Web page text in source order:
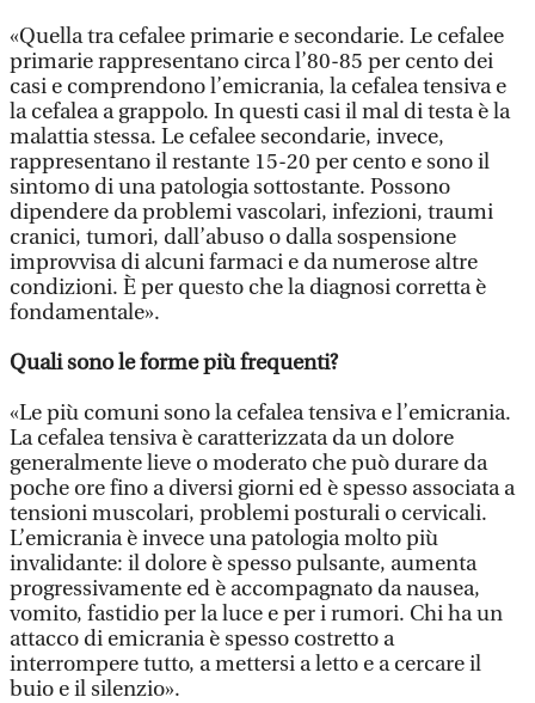
«Quella tra cefalee primarie e secondarie. Le cefalee
primarie rappresentano circa l’80-85 per cento dei
casi e comprendono l’emicrania, la cefalea tensiva e
la cefalea a grappolo. In questi casi il mal di testa è la
malattia stessa. Le cefalee secondarie, invece,
rappresentano il restante 15-20 per cento e sono il
sintomo di una patologia sottostante. Possono
dipendere da problemi vascolari, infezioni, traumi
cranici, tumori, dall’abuso o dalla sospensione
improvvisa di alcuni farmaci e da numerose altre
condizioni. È per questo che la diagnosi corretta è
fondamentale».
Quali sono le forme più frequenti?
«Le più comuni sono la cefalea tensiva e l’emicrania.
La cefalea tensiva è caratterizzata da un dolore
generalmente lieve o moderato che può durare da
poche ore fino a diversi giorni ed è spesso associata a
tensioni muscolari, problemi posturali o cervicali.
L’emicrania è invece una patologia molto più
invalidante: il dolore è spesso pulsante, aumenta
progressivamente ed è accompagnato da nausea,
vomito, fastidio per la luce e per i rumori. Chi ha un
attacco di emicrania è spesso costretto a
interrompere tutto, a mettersi a letto e a cercare il
buio e il silenzio».